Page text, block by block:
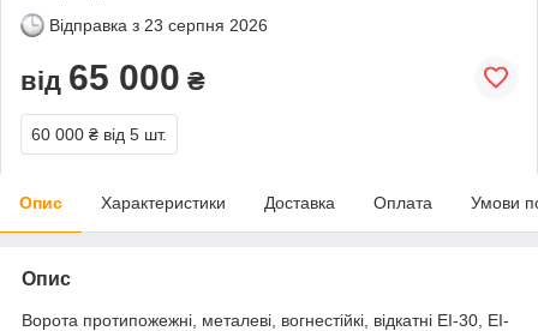
Відправка з 23 серпня 2026
від 65 000 ₴
60 000 ₴ від 5 шт.
Опис Характеристики Доставка Оплата Умови
Опис
Ворота протипожежні, металеві, вогнестійкі, відкатні ЕІ-30, ЕI-